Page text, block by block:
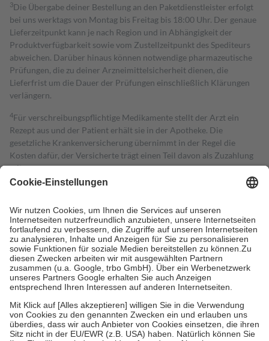
3Die Übergabe deiner Bestellung an den Paketdienstleister erfolgt
bei uns werktags von Montag bis Freitag bis 18:00 Uhr. Der genaue
Lieferzeitpunkt kann je nach Region und in Abhängigkeit der
Produktverfügbarkeit sowie vom Zustellzeitpunkt des Spediteurs
abweichen. Darüber hinaus können notwendige pharmazeutische
Prüfungen, die zu deiner Arzneimittelsicherheit dienen, die
Lieferfrist um die Dauer der Prüfungen einschließlich Klärungen
verlängern.
4Für verschreibungspflichtige Medikamente stellt der Arzt ein
Rezept aus und der Patient erhält sie in der Apotheke. Die
gesetzliche Krankenversicherung übernimmt in der Regel die
Kosten dafür, der Versicherte trägt einen Teil davon als Zuzahlung
mit.
Grundsätzlich leisten Mitglieder Zuzahlungen in Höhe von zehn
höchstens zehn Euro.
Es sind jedoch nie mehr als die tatsächlichen
Kosten der Leistung zu entrichten.
Diese Regeln gelten grundsätzlich auch für Online-Apotheken.
Bei Heilmitteln und häuslicher Krankenpflege beträgt die
Zuzahlung zehn Prozent der Kosten sowie zehn Euro je
Verordnung.
Um das Engagement der Versicherten für ihre eigene Gesundheit zu
stärken und die besondere Stellung der Familie zu unterstützen,
fallenkeine Zuzahlungenan bei:
• Kindern und Jugendlichen bis zum vollendeten 18. Lebensjahr
mit Ausnahme der Fahrkosten